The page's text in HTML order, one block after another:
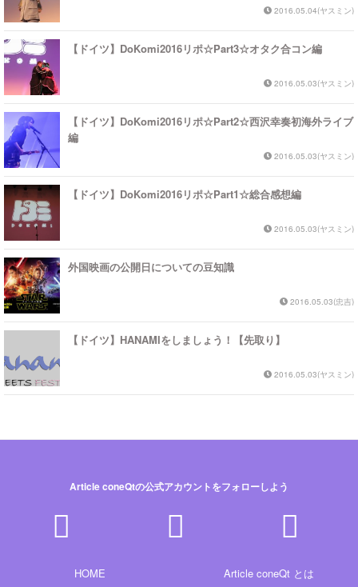
2016.05.04(ヤスミン)
【ドイツ】DoKomi2016リポ☆Part3☆オタク合コン編
2016.05.03(ヤスミン)
【ドイツ】DoKomi2016リポ☆Part2☆西沢幸奏初海外ライブ
編
2016.05.03(ヤスミン)
【ドイツ】DoKomi2016リポ☆Part1☆総合感想編
2016.05.03(ヤスミン)
外国映画の公開日についての豆知識
2016.05.03(忠吉)
【ドイツ】HANAMIをしましょう！【先取り】
2016.05.03(ヤスミン)
Article coneQtの公式アカウントをフォローしよう
HOME Article coneQt とは